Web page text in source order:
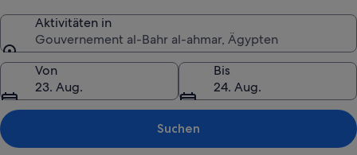
Aktivitäten in
Gouvernement al-Bahr al-ahmar, Ägypten
Aktivitäten in
Von
23. Aug.
Bis
24. Aug.
Suchen